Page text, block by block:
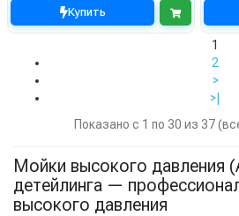
Купить
1
2
>
>|
Показано с 1 по 30 из 37
Мойки высокого давления
детейлинга —
высокого давления